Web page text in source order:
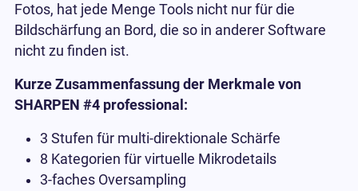
Fotos, hat jede Menge Tools nicht nur für die
Bildschärfung an Bord, die so in anderer Software
nicht zu finden ist.
Kurze Zusammenfassung der Merkmale von
SHARPEN #4 professional:
3 Stufen für multi-direktionale Schärfe
8 Kategorien für virtuelle Mikrodetails
3-faches Oversampling